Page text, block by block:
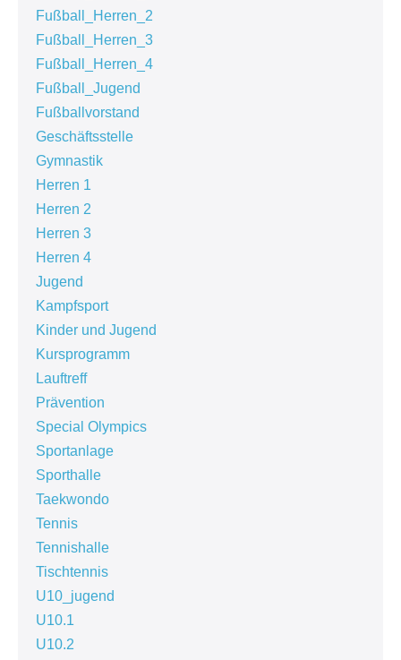
Fußball_Herren_2
Fußball_Herren_3
Fußball_Herren_4
Fußball_Jugend
Fußballvorstand
Geschäftsstelle
Gymnastik
Herren 1
Herren 2
Herren 3
Herren 4
Jugend
Kampfsport
Kinder und Jugend
Kursprogramm
Lauftreff
Prävention
Special Olympics
Sportanlage
Sporthalle
Taekwondo
Tennis
Tennishalle
Tischtennis
U10_jugend
U10.1
U10.2